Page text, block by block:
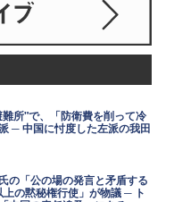
難所"で、「防衛費を削って冷
─ 中国に忖度した左派の我田
の「公の場の発言と矛盾する
の黙秘権行使」が物議 ─ ト